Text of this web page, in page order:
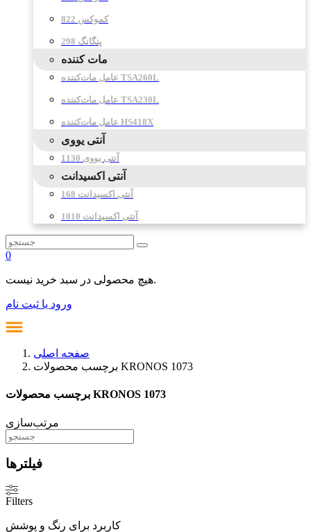
822 کموکس
298 پنگانگ
مات کننده
عامل مات‌کننده TSA260L
عامل مات‌کننده TSA230L
عامل مات‌کننده HS418X
آنتی یووی
آنتی یووی 1130
آنتی اکسیدانت
آنتی اکسیدانت 168
آنتی اکسیدانت 1010
0
هیچ محصولی در سبد خرید نیست.
ورود یا ثبت نام
صفحه اصلی
برچسب محصولات KRONOS 1073
برچسب محصولات KRONOS 1073
مرتب‌سازی
فیلترها
Filters
کاربرد برای رنگ و پوشش